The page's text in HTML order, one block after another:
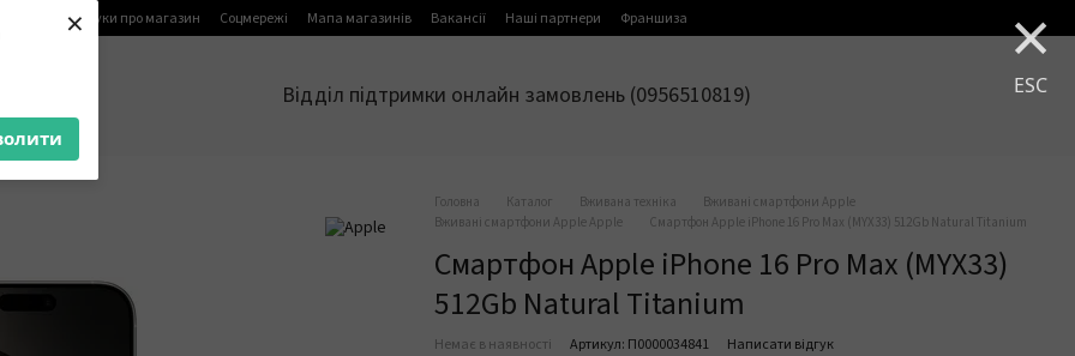
× ×
ESC
Відгуки про магазин Соцмережі Мапа магазинів Вакансії Наші партнери Франшиза
Відділ підтримки онлайн замовлень (0956510819)
Головна Каталог Вживана техніка
Вживані смартфони Apple
Вживані смартфони Apple Apple
Смартфон Apple iPhone 16 Pro Max (MYX33) 512Gb Natural Titanium
Смартфон Apple iPhone 16 Pro Max (MYX33)
512Gb Natural Titanium
Немає в наявності Артикул: П0000034841 Написати відгук